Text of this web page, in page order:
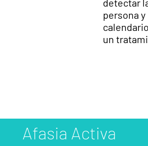
detectar
persona
un
Afasia Activa